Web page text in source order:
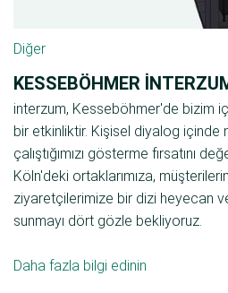
Diğer
KESSEBÖHMER
interzum, Kesseböhmer'de bizim
bir etkinliktir. Kişisel diyalog içinde
çalıştığımızı gösterme fırsatını
Köln'deki ortaklarımıza,
ziyaretçilerimize bir dizi heyecan
sunmayı dört gözle bekliyoruz.
Daha fazla bilgi edinin